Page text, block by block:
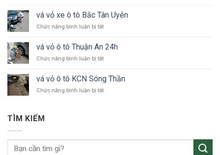
24h
Dương
vỏ
xe
ô
KCN
vá vỏ xe ô tô Bắc Tân Uyên
Chức năng bình luận bị tắtở
vỏ
xe
ô
Bắc
Tân
Uyên
vá vỏ ô tô Thuận An 24h
Chức năng bình luận bị tắtở
ô
tô
vá vỏ ô tô KCN Sóng Thần
Chức năng bình luận bị tắtở
Sóng
TÌM KIẾM